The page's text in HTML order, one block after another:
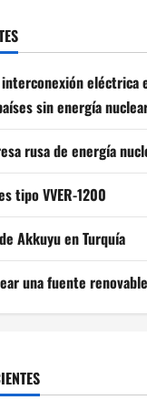
eléctrica
sin energía
rusa de energía
tipo VVER-1200
Akkuyu en Turquía
una fuente